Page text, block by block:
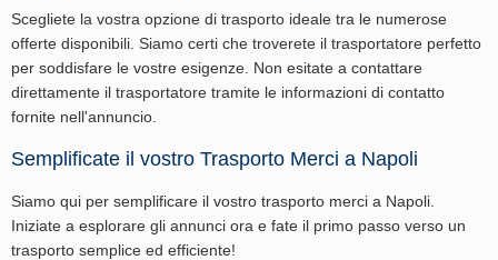
Scegliete la vostra opzione di trasporto ideale tra le numerose
offerte disponibili. Siamo certi che troverete il trasportatore perfetto
per soddisfare le vostre esigenze. Non esitate a contattare
direttamente il trasportatore tramite le informazioni di contatto
fornite nell'annuncio.
Semplificate il vostro Trasporto Merci a Napoli
Siamo qui per semplificare il vostro trasporto merci a Napoli.
Iniziate a esplorare gli annunci ora e fate il primo passo verso un
trasporto semplice ed efficiente!